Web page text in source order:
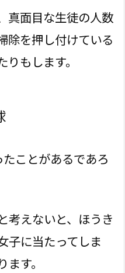
真面目な生徒の人数
除を押し付けている
もします。
ことがあるであろ
考えないと、ほうき
子に当たってしま
す。